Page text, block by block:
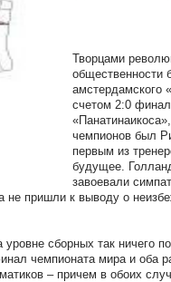
Творцами
общественности
амстердамского
счетом 2:0
чемпионов был
первым из
будущее.
завоевали
не пришли к выводу о
сборных так ничего
чемпионата мира и оба
– причем в обоих